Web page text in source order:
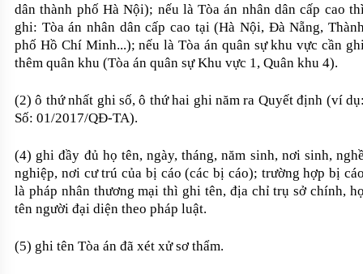
dân thành phố Hà Nội); nếu là Tòa án nhân dân cấp cao
ghi: Tòa án nhân dân cấp cao tại (Hà Nội, Đà Nẵng,
phố Hồ Chí Minh...); nếu là Tòa án quân sự khu vực cần
thêm quân khu (Tòa án quân sự Khu vực 1, Quân khu 4).
(2)ô thứ nhất ghi số, ô thứ hai ghi năm ra Quyết định (ví
Số: 01/2017/QĐ-TA).
(4) ghi đầy đủ họ tên, ngày, tháng, năm sinh, nơi sinh,
nghiệp, nơi cư trú của bị cáo (các bị cáo); trường hợp bị
là pháp nhân thương mại thì ghi tên, địa chỉ trụ sở chính,
tên người đại diện theo pháp luật.
(5) ghi tên Tòa án đã xét xử sơ thẩm.